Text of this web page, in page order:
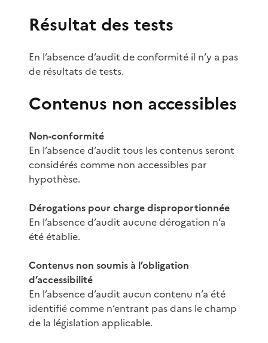
Résultat des tests
En l’absence d’audit de conformité il n’y a pas
de résultats de tests.
Contenus non accessibles
Non-conformité
En l’absence d’audit tous les contenus seront
considérés comme non accessibles par
hypothèse.
Dérogations pour charge disproportionnée
En l’absence d’audit aucune dérogation n’a
été établie.
Contenus non soumis à l’obligation
d’accessibilité
En l’absence d’audit aucun contenu n’a été
identifié comme n’entrant pas dans le champ
de la législation applicable.